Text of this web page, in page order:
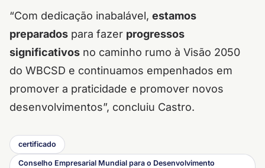
“Com dedicação inabalável, estamos
preparados para fazer progressos
significativos no caminho rumo à Visão 2050
do WBCSD e continuamos empenhados em
promover a praticidade e promover novos
desenvolvimentos”, concluiu Castro.
certificado
Conselho Empresarial Mundial para o Desenvolvimento